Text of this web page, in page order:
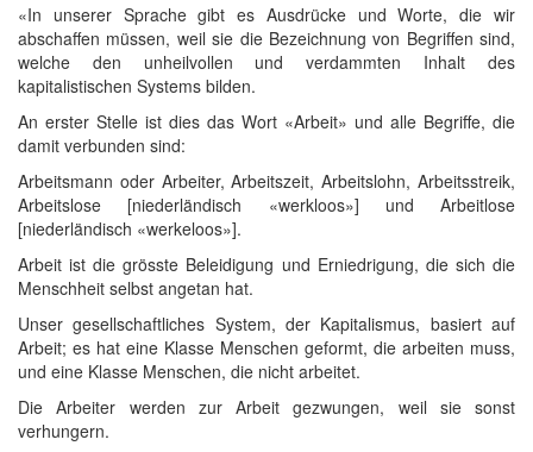
«In unserer Sprache gibt es Ausdrücke und Worte, die wir
abschaffen müssen, weil sie die Bezeichnung von Begriffen sind,
welche den unheilvollen und verdammten Inhalt des
kapitalistischen Systems bilden.
An erster Stelle ist dies das Wort «Arbeit» und alle Begriffe, die
damit verbunden sind:
Arbeitsmann oder Arbeiter, Arbeitszeit, Arbeitslohn, Arbeitsstreik,
Arbeitslose [niederländisch «werkloos»] und Arbeitlose
[niederländisch «werkeloos»].
Arbeit ist die grösste Beleidigung und Erniedrigung, die sich die
Menschheit selbst angetan hat.
Unser gesellschaftliches System, der Kapitalismus, basiert auf
Arbeit; es hat eine Klasse Menschen geformt, die arbeiten muss,
und eine Klasse Menschen, die nicht arbeitet.
Die Arbeiter werden zur Arbeit gezwungen, weil sie sonst
verhungern.